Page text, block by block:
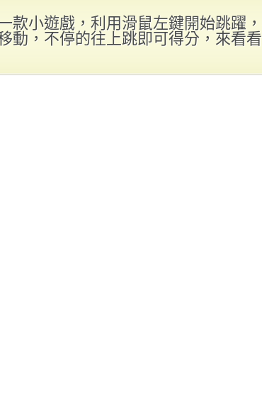
款小遊戲，利用滑鼠左鍵開始跳躍
動，不停的往上跳即可得分，來看